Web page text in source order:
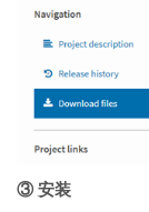
③ 安装